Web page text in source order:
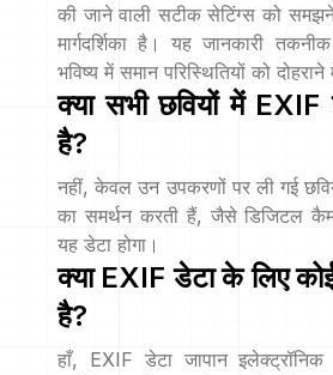
की जाने वाली सटीक सेटिंग्स को
मार्गदर्शिका है। यह जानकारी
भविष्य में समान परिस्थितियों को
क्या सभी छवियों में
है?
नहीं, केवल उन उपकरणों पर ली गई
का समर्थन करती हैं, जैसे डिजिटल
यह डेटा होगा।
क्या EXIF डेटा के लिए
है?
हाँ, EXIF डेटा जापान